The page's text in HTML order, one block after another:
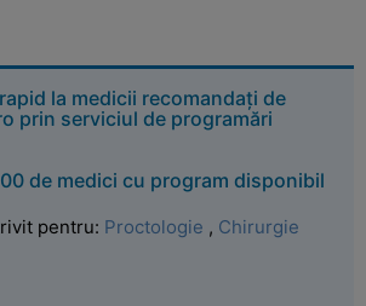
la medicii recomandați de
prin serviciul de programări
de medici cu program disponibil
pentru: Proctologie , Chirurgie